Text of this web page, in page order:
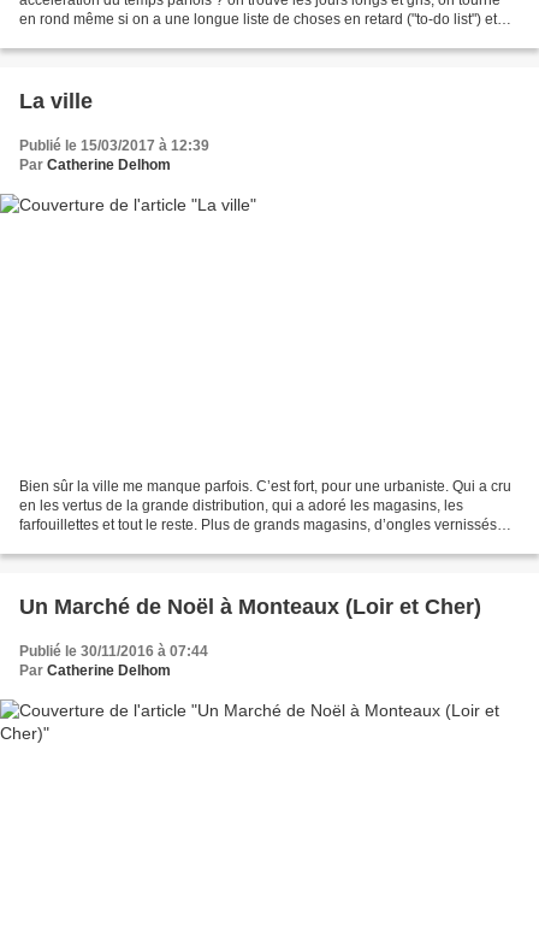
en rond même si on a une longue liste de choses en retard ("to-do list") et
La ville
Publié le 15/03/2017 à 12:39
Par Catherine Delhom
Bien sûr la ville me manque parfois. C’est fort, pour une urbaniste. Qui a cru
en les vertus de la grande distribution, qui a adoré les magasins, les
farfouillettes et tout le reste. Plus de grands magasins, d’ongles vernissés
Un Marché de Noël à Monteaux (Loir et Cher)
Publié le 30/11/2016 à 07:44
Par Catherine Delhom